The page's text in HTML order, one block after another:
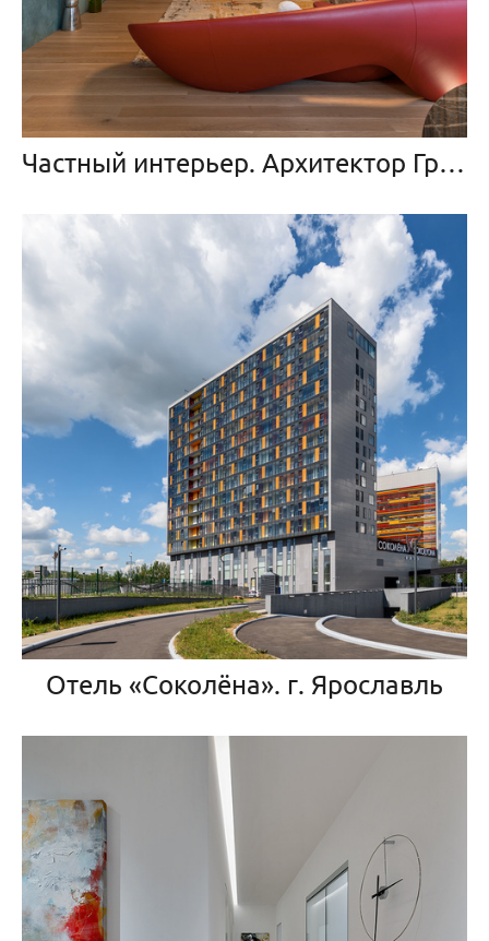
Частный интерьер. Архитектор Григорий Дайнов.
Отель «Соколёна». г. Ярославль